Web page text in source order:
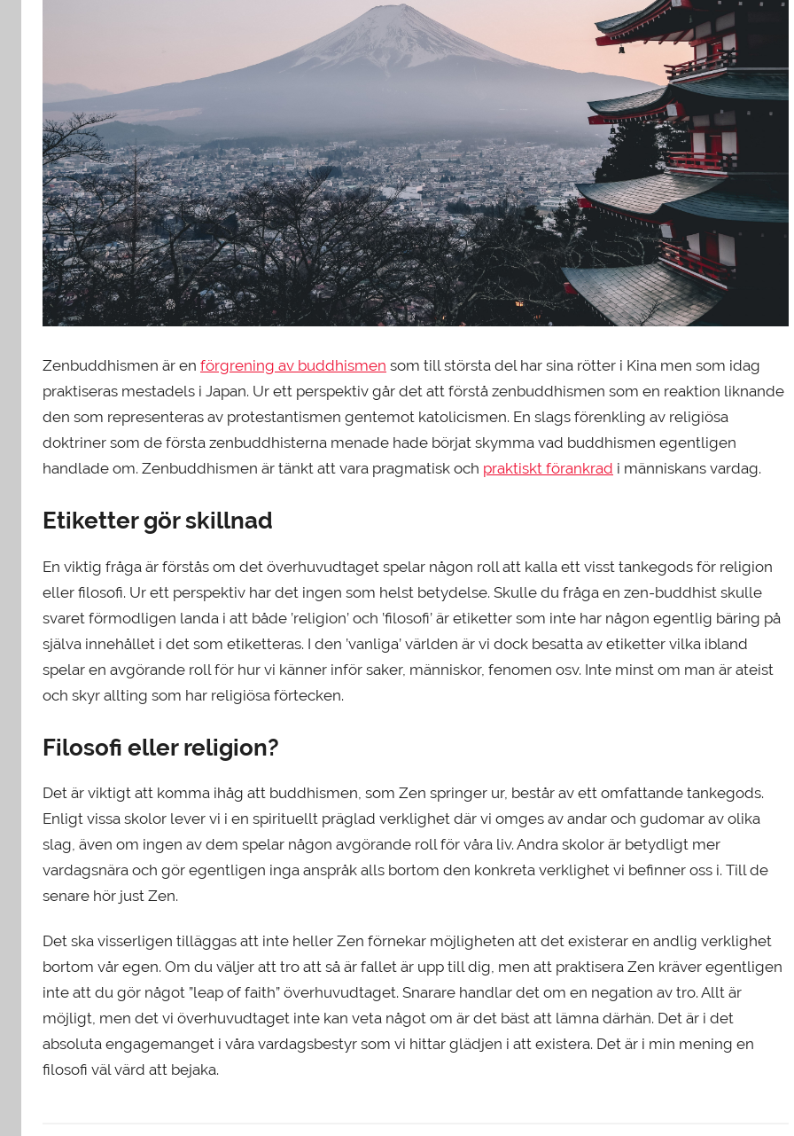
Zenbuddhismen är en förgrening av buddhismen som till största del har sina rötter i Kina men som idag
praktiseras mestadels i Japan. Ur ett perspektiv går det att förstå zenbuddhismen som en reaktion liknande
den som representeras av protestantismen gentemot katolicismen. En slags förenkling av religiösa
doktriner som de första zenbuddhisterna menade hade börjat skymma vad buddhismen egentligen
handlade om. Zenbuddhismen är tänkt att vara pragmatisk och praktiskt förankrad i människans vardag.
Etiketter gör skillnad
En viktig fråga är förstås om det överhuvudtaget spelar någon roll att kalla ett visst tankegods för religion
eller filosofi. Ur ett perspektiv har det ingen som helst betydelse. Skulle du fråga en zen-buddhist skulle
svaret förmodligen landa i att både ’religion’ och ’filosofi’ är etiketter som inte har någon egentlig bäring på
själva innehållet i det som etiketteras. I den ’vanliga’ världen är vi dock besatta av etiketter vilka ibland
spelar en avgörande roll för hur vi känner inför saker, människor, fenomen osv. Inte minst om man är ateist
och skyr allting som har religiösa förtecken.
Filosofi eller religion?
Det är viktigt att komma ihåg att buddhismen, som Zen springer ur, består av ett omfattande tankegods.
Enligt vissa skolor lever vi i en spirituellt präglad verklighet där vi omges av andar och gudomar av olika
slag, även om ingen av dem spelar någon avgörande roll för våra liv. Andra skolor är betydligt mer
vardagsnära och gör egentligen inga anspråk alls bortom den konkreta verklighet vi befinner oss i. Till de
senare hör just Zen.
Det ska visserligen tilläggas att inte heller Zen förnekar möjligheten att det existerar en andlig verklighet
bortom vår egen. Om du väljer att tro att så är fallet är upp till dig, men att praktisera Zen kräver egentligen
inte att du gör något ”leap of faith” överhuvudtaget. Snarare handlar det om en negation av tro. Allt är
möjligt, men det vi överhuvudtaget inte kan veta något om är det bäst att lämna därhän. Det är i det
absoluta engagemanget i våra vardagsbestyr som vi hittar glädjen i att existera. Det är i min mening en
filosofi väl värd att bejaka.